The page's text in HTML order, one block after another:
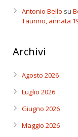
Antonio Bello su
Taurino, annata
Archivi
Agosto 2026
Luglio 2026
Giugno 2026
Maggio 2026